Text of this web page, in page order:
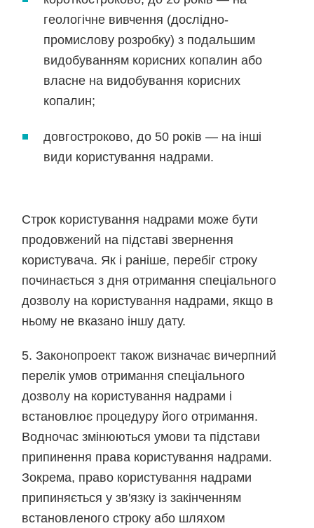
геологічне вивчення (дослідно-
промислову розробку) з подальшим
видобуванням корисних копалин або
власне на видобування корисних
копалин;
довгостроково, до 50 років — на інші
види користування надрами.
Строк користування надрами може бути
продовжений на підставі звернення
користувача. Як і раніше, перебіг строку
починається з дня отримання спеціального
дозволу на користування надрами, якщо в
ньому не вказано іншу дату.
5. Законопроект також визначає вичерпний
перелік умов отримання спеціального
дозволу на користування надрами і
встановлює процедуру його отримання.
Водночас змінюються умови та підстави
припинення права користування надрами.
Зокрема, право користування надрами
припиняється у зв'язку із закінченням
встановленого строку або шляхом